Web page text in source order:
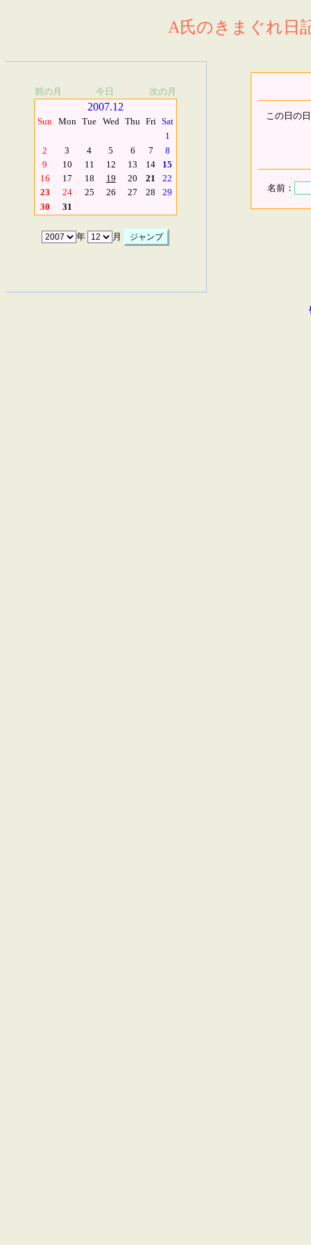
A氏のきまぐれ日
前の月 今日 次の月
2007.12
Sun Mon Tue Wed Thu Fri Sat
1
2
3 4 5 6 7
8
9
10 11 12 13 14
15
16
17 18 19 20 21
22
23
24 25 26 27 28
29
30
31
年 月
この日の
名前：